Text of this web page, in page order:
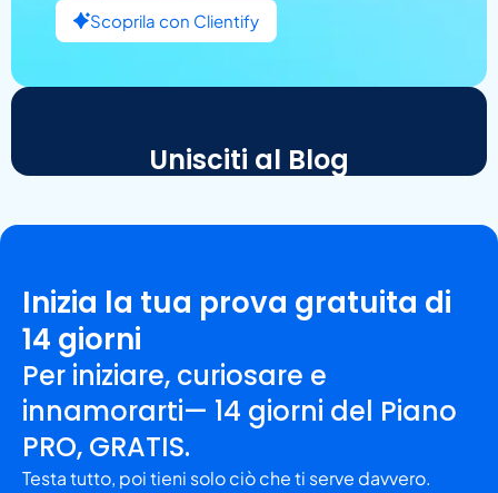
Scoprila con Clientify
Unisciti al Blog
Inizia la tua prova gratuita di
14 giorni
Per iniziare, curiosare e
innamorarti— 14 giorni del Piano
PRO, GRATIS.
Testa tutto, poi tieni solo ciò che ti serve davvero.